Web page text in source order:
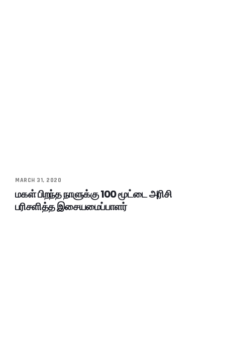
MARCH 31, 2020
மகள் பிறந்த நாளுக்கு 100 மூட்டை அரிசி
பரிசளித்த இசையமைப்பாளர்